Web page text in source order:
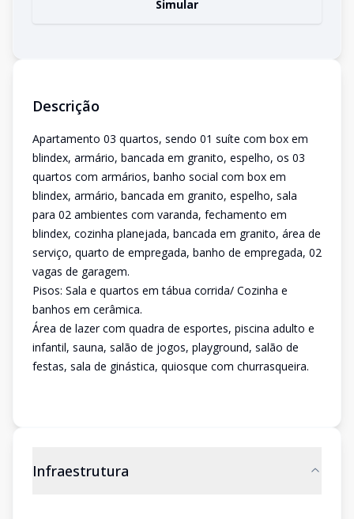
Simular
Descrição
Apartamento 03 quartos, sendo 01 suíte com box em
blindex, armário, bancada em granito, espelho, os 03
quartos com armários, banho social com box em
blindex, armário, bancada em granito, espelho, sala
para 02 ambientes com varanda, fechamento em
blindex, cozinha planejada, bancada em granito, área de
serviço, quarto de empregada, banho de empregada, 02
vagas de garagem.
Pisos: Sala e quartos em tábua corrida/ Cozinha e
banhos em cerâmica.
Área de lazer com quadra de esportes, piscina adulto e
infantil, sauna, salão de jogos, playground, salão de
festas, sala de ginástica, quiosque com churrasqueira.
Infraestrutura